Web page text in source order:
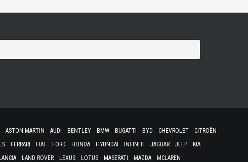
ASTON MARTIN AUDI BENTLEY BMW BUGATTI BYD CHEVROLET
CITROËN
FERRARI FIAT FORD HONDA HYUNDAI INFINITI JAGUAR JEEP
KIA
LANCIA LAND ROVER LEXUS LOTUS MASERATI MAZDA
MCLAREN